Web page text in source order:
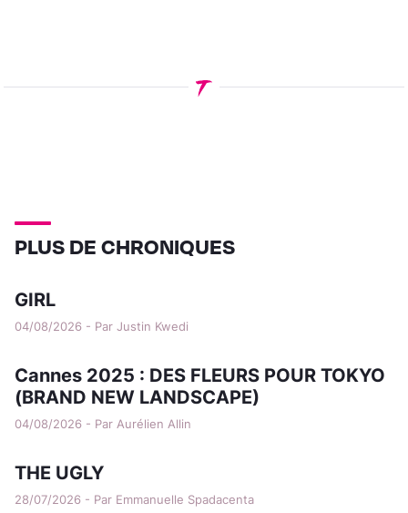
PLUS DE CHRONIQUES
GIRL
04/08/2026 - Par Justin Kwedi
Cannes 2025 : DES FLEURS POUR TOKYO
(BRAND NEW LANDSCAPE)
04/08/2026 - Par Aurélien Allin
THE UGLY
28/07/2026 - Par Emmanuelle Spadacenta